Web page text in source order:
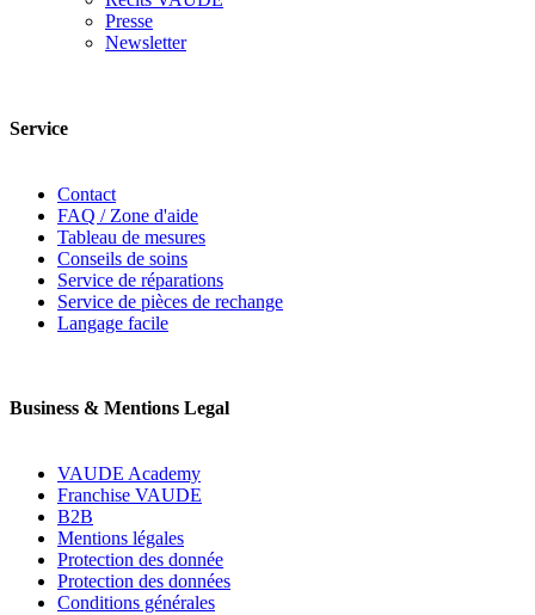
Presse
Newsletter
Service
Contact
FAQ / Zone d'aide
Tableau de mesures
Conseils de soins
Service de réparations
Service de pièces de rechange
Langage facile
Business & Mentions Legal
VAUDE Academy
Franchise VAUDE
B2B
Mentions légales
Protection des donnée
Protection des données
Conditions générales